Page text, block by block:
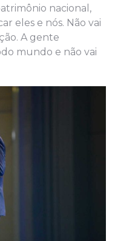
nacional,
eles e nós. Não vai
A gente
mundo e não vai